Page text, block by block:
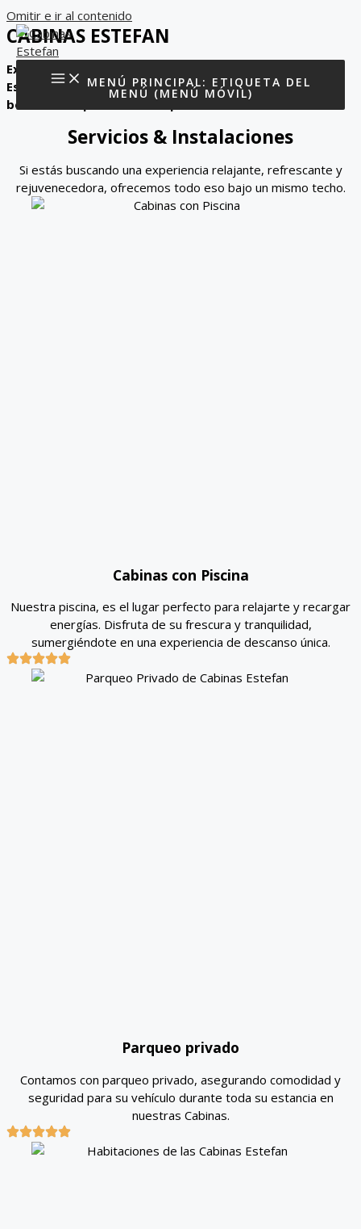
Omitir e ir al contenido
MENÚ PRINCIPAL: ETIQUETA DEL
MENÚ (MENÚ MÓVIL)
CABINAS ESTEFAN
Explora el corazón de Manuel Antonio desde Cabinas
Estefan. Tu refugio entre la selva y el mar. Aventura y
belleza te esperan en este paraíso.
Servicios & Instalaciones
Si estás buscando una experiencia relajante, refrescante y
rejuvenecedora, ofrecemos todo eso bajo un mismo techo.
Cabinas con Piscina
Nuestra piscina, es el lugar perfecto para relajarte y recargar
energías. Disfruta de su frescura y tranquilidad,
sumergiéndote en una experiencia de descanso única.
Parqueo privado
Contamos con parqueo privado, asegurando comodidad y
seguridad para su vehículo durante toda su estancia en
nuestras Cabinas.